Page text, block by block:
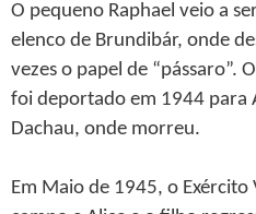
O pequeno Raphael veio a
elenco de Brundibár, onde
vezes o papel de “pássaro”.
foi deportado em 1944 para
Dachau, onde morreu.
Em Maio de 1945, o